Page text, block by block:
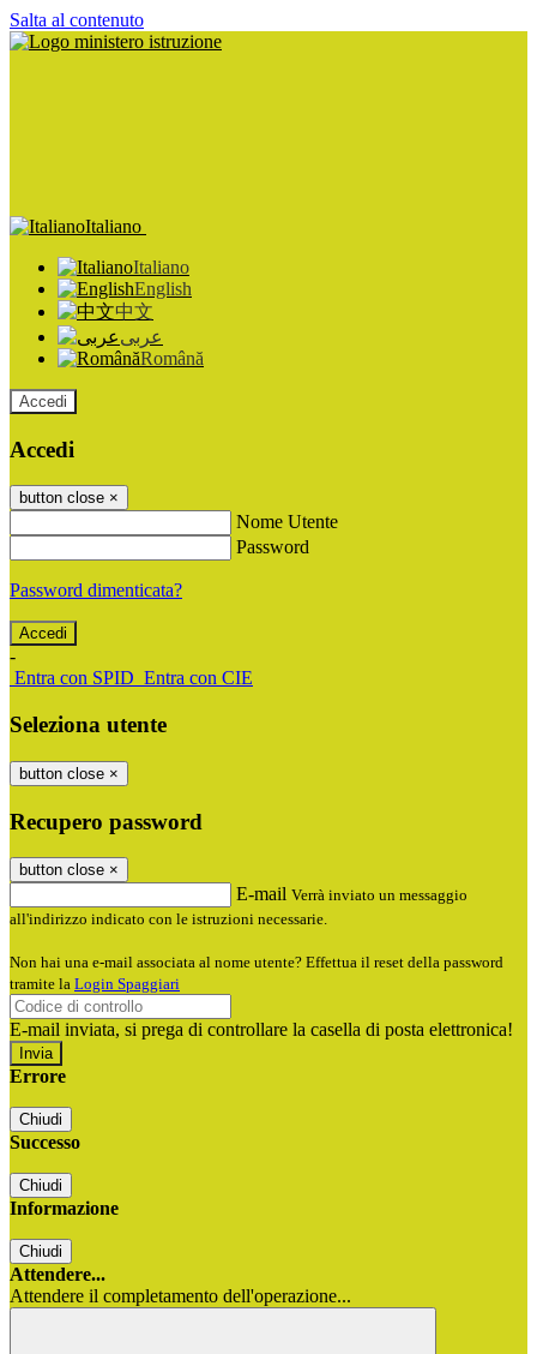
Salta al contenuto
Italiano
Italiano
English
中文
عربى
Română
Accedi
Accedi
button close ×
Nome Utente
Password
Password dimenticata?
-
Entra con SPID Entra con CIE
Seleziona utente
button close ×
Recupero password
button close ×
E-mail Verrà inviato un messaggio
all'indirizzo indicato con le istruzioni necessarie.
Non hai una e-mail associata al nome utente? Effettua il reset della password
tramite la Login Spaggiari
E-mail inviata, si prega di controllare la casella di posta elettronica!
Errore
Chiudi
Successo
Chiudi
Informazione
Chiudi
Attendere...
Attendere il completamento dell'operazione...